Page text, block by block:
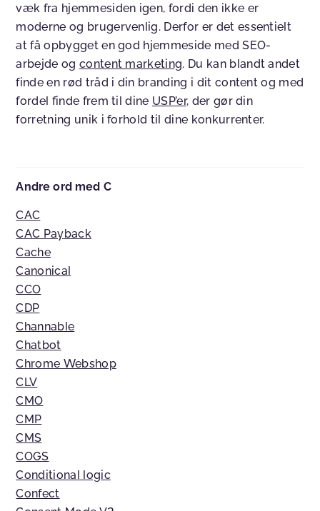
væk fra hjemmesiden igen, fordi den ikke er
moderne og brugervenlig. Derfor er det essentielt
at få opbygget en god hjemmeside med SEO-
arbejde og content marketing. Du kan blandt andet
finde en rød tråd i din branding i dit content og med
fordel finde frem til dine USP’er, der gør din
forretning unik i forhold til dine konkurrenter.
Andre ord med C
CAC
CAC Payback
Cache
Canonical
CCO
CDP
Channable
Chatbot
Chrome Webshop
CLV
CMO
CMP
CMS
COGS
Conditional logic
Confect